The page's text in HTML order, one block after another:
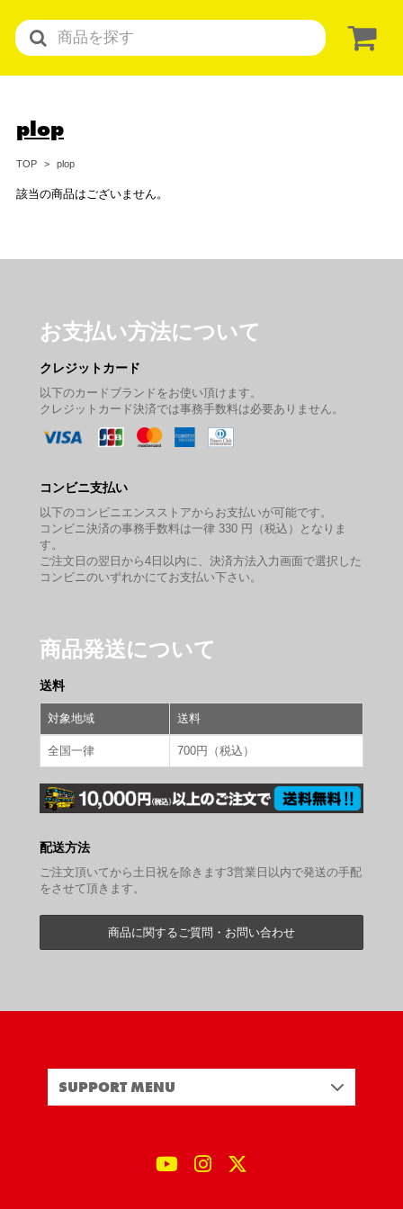
plop
TOP plop
該当の商品はございません。
お支払い方法について
クレジットカード
以下のカードブランドをお使い頂けます。
クレジットカード決済では事務手数料は必要ありません。
コンビニ支払い
以下のコンビニエンスストアからお支払いが可能です。
コンビニ決済の事務手数料は一律 330 円（税込）となりま
す。
ご注文日の翌日から4日以内に、決済方法入力画面で選択した
コンビニのいずれかにてお支払い下さい。
商品発送について
送料
対象地域 送料
全国一律 700円（税込）
配送方法
ご注文頂いてから土日祝を除きます3営業日以内で発送の手配
をさせて頂きます。
商品に関するご質問・お問い合わせ
SUPPORT MENU